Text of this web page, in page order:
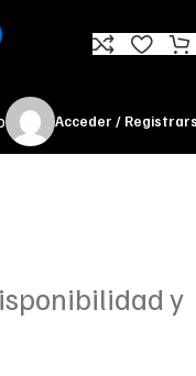
Acceder /
y